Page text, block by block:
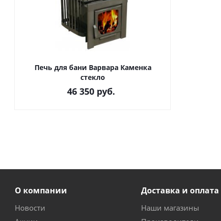
Печь для бани Варвара Каменка
стекло
46 350 руб.
О компании
Новости
Доставка и оплата
Наши магазины